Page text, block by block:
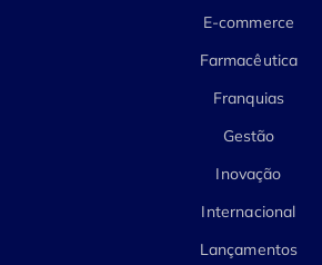
E-commerce
Farmacêutica
Franquias
Gestão
Inovação
Internacional
Lançamentos